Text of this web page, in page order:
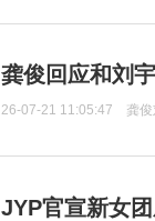
龚俊回应和刘
26-07-21 11:05:47 龚
JYP官宣新女